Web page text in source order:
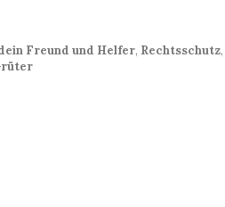
Freund und Helfer, Rechtsschutz,